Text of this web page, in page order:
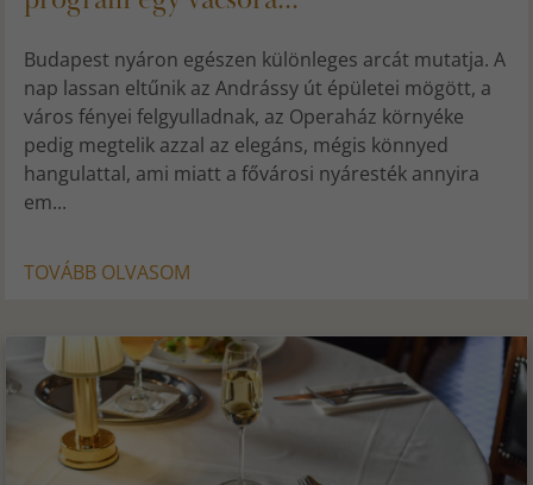
Budapest nyáron egészen különleges arcát mutatja. A
nap lassan eltűnik az Andrássy út épületei mögött, a
város fényei felgyulladnak, az Operaház környéke
pedig megtelik azzal az elegáns, mégis könnyed
hangulattal, ami miatt a fővárosi nyáresték annyira
em...
TOVÁBB OLVASOM